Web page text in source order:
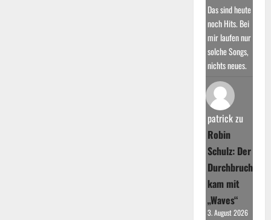
Das sind heute
noch Hits. Bei
mir laufen nur
solche Songs,
nichts neues.
patrickzu
Robin
Schulz: Der
Durchbruch
kam mit
„Waves“
3. August 2026